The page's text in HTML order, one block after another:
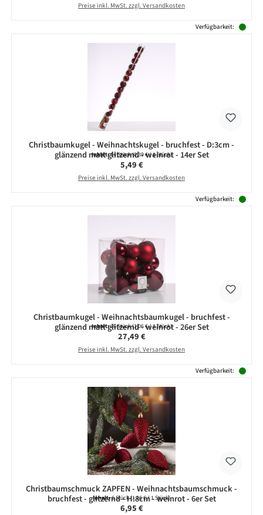
Preise inkl. MwSt. zzgl. Versandkosten
Verfügbarkeit:
Christbaumkugel - Weihnachtskugel - bruchfest - D:3cm -
glänzend matt glitzernd - weinrot - 14er Set
Inhalt:14 Stück(0,39 € / 1 Stück)
Regulärer Preis:
5,49 €
Preise inkl. MwSt. zzgl. Versandkosten
Verfügbarkeit:
Christbaumkugel - Weihnachtsbaumkugel - bruchfest -
glänzend matt glitzernd - weinrot - 26er Set
Inhalt:26 Stück(1,06 € / 1 Stück)
Regulärer Preis:
27,49 €
Preise inkl. MwSt. zzgl. Versandkosten
Verfügbarkeit:
Christbaumschmuck ZAPFEN - Weihnachtsbaumschmuck -
bruchfest - glitzernd - H:8cm - weinrot - 6er Set
Inhalt:6 Stück(1,16 € / 1 Stück)
Regulärer Preis:
6,95 €